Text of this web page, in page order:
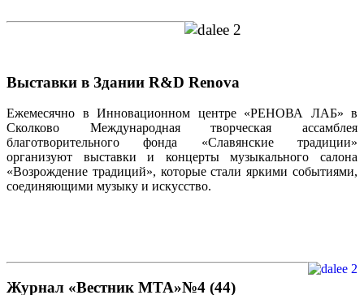
Выставки в Здании R&D Renova
Ежемесячно в Инновационном центре «РЕНОВА ЛАБ» в
Сколково Международная творческая ассамблея
благотворительного фонда «Славянские традиции»
организуют выставки и концерты музыкального салона
«Возрождение традиций», которые стали яркими событиями,
соединяющими музыку и искусство.
Журнал «Вестник МТА»№4 (44)